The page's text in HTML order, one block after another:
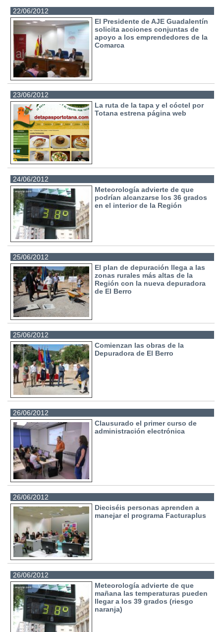
22/06/2012
El Presidente de AJE Guadalentín
solicita acciones conjuntas de
apoyo a los emprendedores de la
Comarca
23/06/2012
La ruta de la tapa y el cóctel por
Totana estrena página web
24/06/2012
Meteorología advierte de que
podrían alcanzarse los 36 grados
en el interior de la Región
25/06/2012
El plan de depuración llega a las
zonas rurales más altas de la
Región con la nueva depuradora
de El Berro
25/06/2012
Comienzan las obras de la
Depuradora de El Berro
26/06/2012
Clausurado el primer curso de
administración electrónica
26/06/2012
Dieciséis personas aprenden a
manejar el programa Facturaplus
26/06/2012
Meteorología advierte de que
mañana las temperaturas pueden
llegar a los 39 grados (riesgo
naranja)